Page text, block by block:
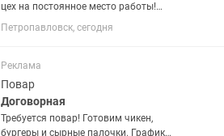
цех на постоянное место работы!
Рассматриваем без опыта, всему
обучим! Мы предлагаем: – Полную
08:00 до 20:00 – Стабильная...
Петропавловск, сегодня
Реклама
Повар
Договорная
Требуется повар! Готовим чикен,
бургеры и сырные палочки. График